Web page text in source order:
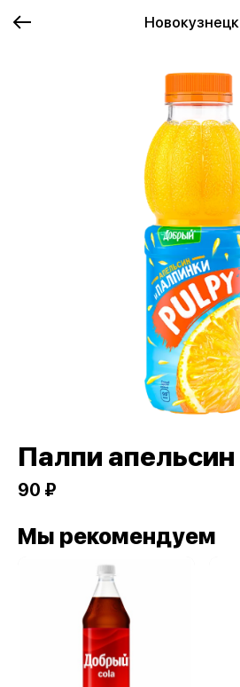
Новокузнецк
Палпи апельсин
90 ₽
Мы рекомендуем